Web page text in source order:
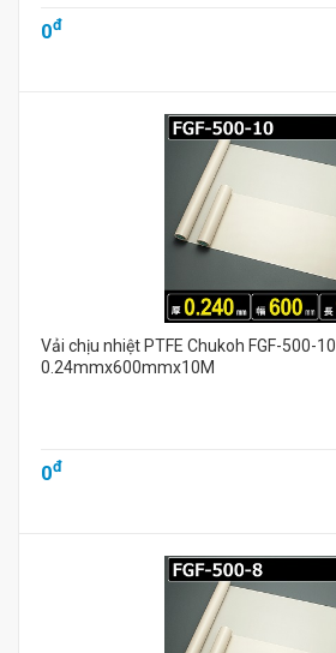
0đ
Vải chịu nhiệt PTFE Chukoh FGF-500-10
0.24mmx600mmx10M
0đ